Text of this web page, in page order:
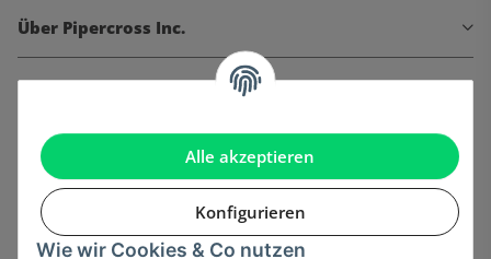
Alle akzeptieren
Konfigurieren
Wie wir Cookies & Co nutzen
Über Pipercross Inc.
Informationen
Gesetzliche Informationen